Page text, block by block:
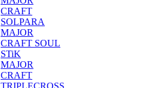
CRAFT
SOLPARA
MAJOR
CRAFT SOUL
STiK
MAJOR
CRAFT
TRIPLECROSS